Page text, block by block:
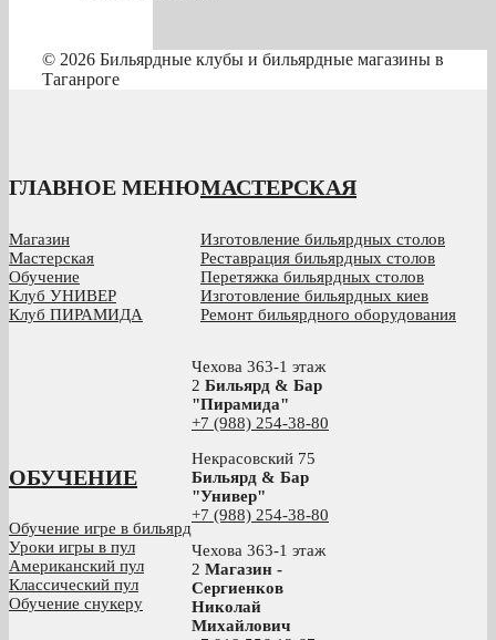
© 2026 Бильярдные клубы и бильярдные магазины в
Таганроге
ГЛАВНОЕ МЕНЮ
Магазин
Мастерская
Обучение
Клуб УНИВЕР
Клуб ПИРАМИДА
МАСТЕРСКАЯ
Изготовление бильярдных столов
Реставрация бильярдных столов
Перетяжка бильярдных столов
Изготовление бильярдных киев
Ремонт бильярдного оборудования
ОБУЧЕНИЕ
Обучение игре в бильярд
Уроки игры в пул
Американский пул
Классический пул
Обучение снукеру
Чехова 363-1 этаж
2 Бильярд & Бар
"Пирамида"
+7 (988) 254-38-80
Некрасовский 75
Бильярд & Бар
"Универ"
+7 (988) 254-38-80
Чехова 363-1 этаж
2 Магазин -
Сергиенков
Николай
Михайлович